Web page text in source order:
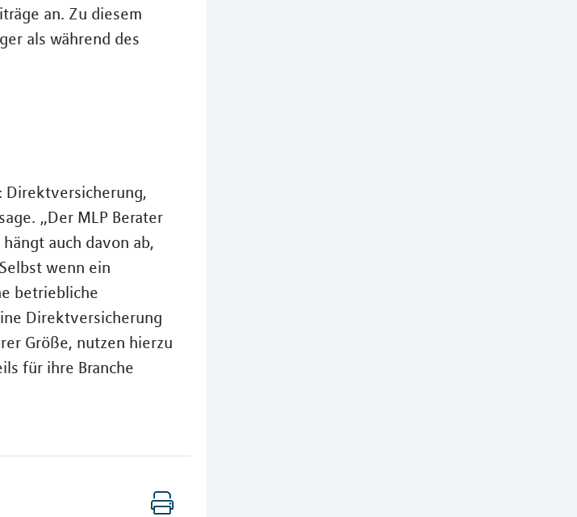
an. Zu diesem
als während des
Direktversicherung,
„Der MLP Berater
auch davon ab,
wenn ein
betriebliche
Direktversicherung
Größe, nutzen hierzu
für ihre Branche